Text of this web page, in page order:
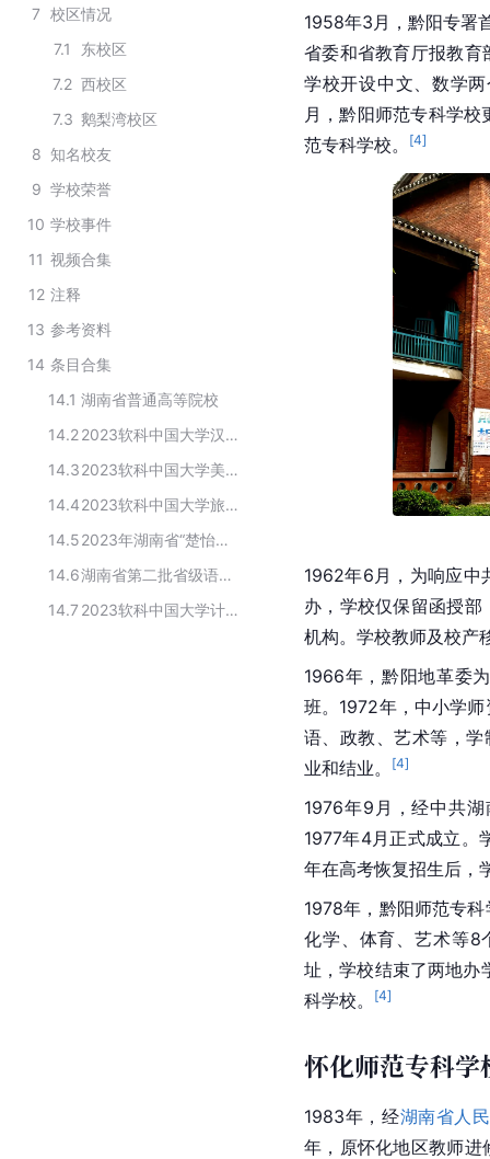
7 校区情况
7.1
东校区
7.2 西校区
7.3 鹅梨湾校区
8 知名校友
9 学校荣誉
10 学校事件
11 视频合集
12 注释
13 参考资料
14 条目合集
14.1 湖南省普通高等院校
14.2
2023软科中国大学汉语言文学专业排名
14.3
2023软科中国大学美术学专业排名
14.4
2023软科中国大学旅游管理专业排名
14.5
2023年湖南省“楚怡工匠计划”试点本科高校名单
14.6
湖南省第二批省级语言文字推广基地
14.7
2023软科中国大学计算机科学与技术专业排名
1958年3月，黔阳专署
省委和省教育厅报教
学校开设中文、数学
月，黔阳师范专科学
范专科学校。
[4]
1962年6月，为响应中
办，学校仅保留函授
机构。学校教师及校产
1966年，黔阳地革委
班。1972年，中小学
语、政教、艺术等，
业和结业。
[4]
1976年9月，经中共
1977年4月正式成立。
年在高考恢复招生后，
1978年，黔阳师范专
化学、体育、艺术等8
址，学校结束了两地办
科学校。
[4]
怀化师范专科学
1983年，经湖南省人
年，原怀化地区教师进